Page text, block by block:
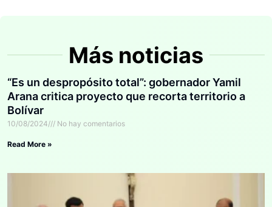
Más noticias
“Es un despropósito total”: gobernador Yamil
Arana critica proyecto que recorta territorio a
Bolívar
10/08/2024 No hay comentarios
Read More »